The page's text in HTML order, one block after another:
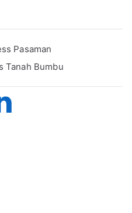
Pasaman
Tanah Bumbu